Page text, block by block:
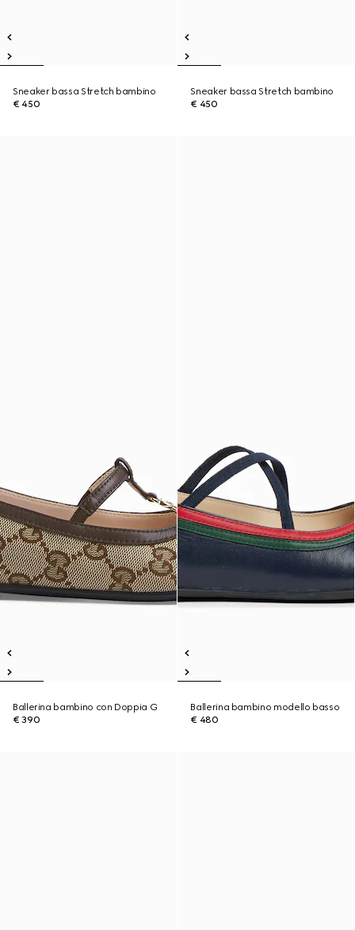
Sneaker bassa Stretch bambino
€ 450
Sneaker bassa Stretch bambino
€ 450
Ballerina bambino con Doppia G
€ 390
Ballerina bambino modello basso
€ 480